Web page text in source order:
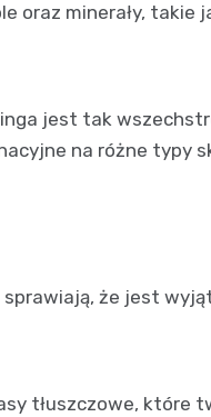
oraz minerały, takie
jest tak
na różne typy
sprawiają, że jest
tłuszczowe, które